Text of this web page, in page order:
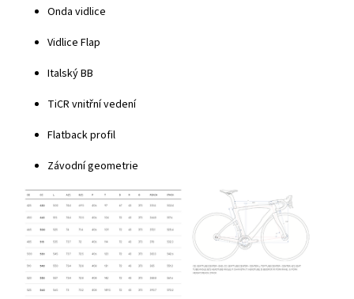
Onda vidlice
Vidlice Flap
Italský BB
TiCR vnitřní vedení
Flatback profil
Závodní geometrie